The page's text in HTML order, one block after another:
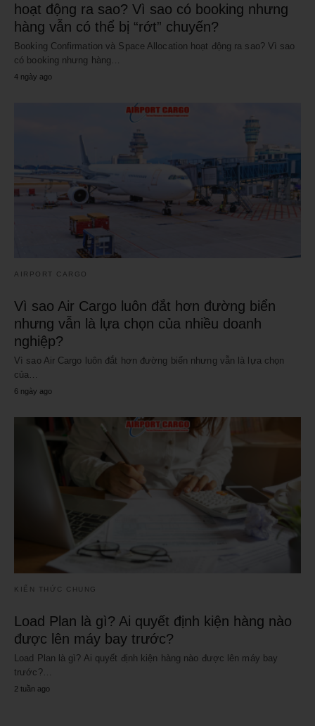
hoạt động ra sao? Vì sao có booking nhưng
hàng vẫn có thể bị “rớt” chuyến?
Booking Confirmation và Space Allocation hoạt động ra sao? Vì sao
có booking nhưng hàng…
4 ngày ago
AIRPORT CARGO
Vì sao Air Cargo luôn đắt hơn đường biển
nhưng vẫn là lựa chọn của nhiều doanh
nghiệp?
Vì sao Air Cargo luôn đắt hơn đường biển nhưng vẫn là lựa chọn
của…
6 ngày ago
KIẾN THỨC CHUNG
Load Plan là gì? Ai quyết định kiện hàng nào
được lên máy bay trước?
Load Plan là gì? Ai quyết định kiện hàng nào được lên máy bay
trước?…
2 tuần ago